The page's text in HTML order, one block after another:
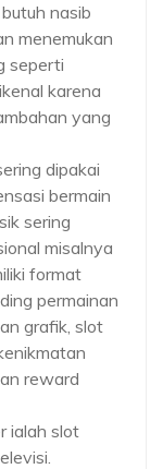
nasib
menemukan
seperti
karena
yang
dipakai
bermain
sering
misalnya
format
permainan
grafik, slot
reward
ialah slot